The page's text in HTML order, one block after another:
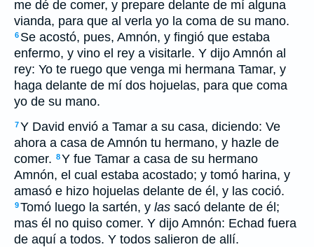
me dé de comer, y prepare delante de mí alguna
vianda, para que al verla yo la coma de su mano.
6 Se acostó, pues, Amnón, y fingió que estaba
enfermo, y vino el rey a visitarle. Y dijo Amnón al
rey: Yo te ruego que venga mi hermana Tamar, y
haga delante de mí dos hojuelas, para que coma
yo de su mano.
7Y David envió a Tamar a su casa, diciendo: Ve
ahora a casa de Amnón tu hermano, y hazle de
comer. 8Y fue Tamar a casa de su hermano
Amnón, el cual estaba acostado; y tomó harina, y
amasó e hizo hojuelas delante de él, y las coció.
9Tomó luego la sartén, y las sacó delante de él;
mas él no quiso comer. Y dijo Amnón: Echad fuera
de aquí a todos. Y todos salieron de allí.